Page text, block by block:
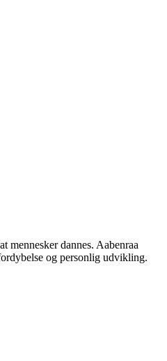
mennesker dannes. Aabenraa
og personlig udvikling.